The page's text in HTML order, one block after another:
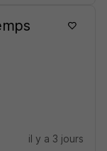
il y a 3 jours